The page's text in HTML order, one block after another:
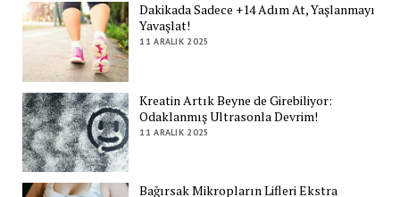
Dakikada Sadece +14 Adım At, Yaşlanmayı
Yavaşlat!
11 ARALIK 2025
Kreatin Artık Beyne de Girebiliyor:
Odaklanmış Ultrasonla Devrim!
11 ARALIK 2025
Bağırsak Mikropların Lifleri Ekstra